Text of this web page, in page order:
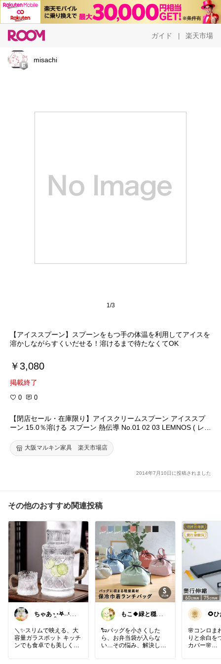
ガイド 楽天市場
misachi
1/3
【アイススプーン】スプーンをもつ手の体温を利用してアイスを
溶かしながらすくいだせる！溶けるまで待たなくてOK
￥3,080
掲載終了
0 0
【閉店セール・在庫限り】アイスクリームスプーン アイススプ
ーン 15.0％溶ける スプーン 熱伝導 No.01 02 03 LEMNOS ( レム
大阪マルキン家具 楽天市場店
2014年7月10日に投稿されました
その他のおすすめ関連投稿
ちゃあ◔̯◔‪𖤐˒˒ᵗʱᵃᵑ
＼✨スリムで映える、大
容量ガラスポット キッチ
ンでも食卓でも美しく映
もこ🍀緑と穏や
🐑バッグを小さくした
ら、お弁当袋が入らな
い…その悩み、解決しま
🌻ひ
♡
🌸コンロま
りと余白を
カバー🌸